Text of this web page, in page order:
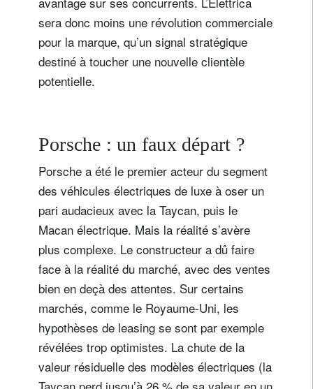
sera donc moins une révolution commerciale
pour la marque, qu’un signal stratégique
destiné à toucher une nouvelle clientèle
potentielle.
Porsche : un faux départ ?
Porsche a été le premier acteur du segment
des véhicules électriques de luxe à oser un
pari audacieux avec la Taycan, puis le
Macan électrique. Mais la réalité s’avère
plus complexe. Le constructeur a dû faire
face à la réalité du marché, avec des ventes
bien en deçà des attentes. Sur certains
marchés, comme le Royaume-Uni, les
hypothèses de leasing se sont par exemple
révélées trop optimistes. La chute de la
valeur résiduelle des modèles électriques (la